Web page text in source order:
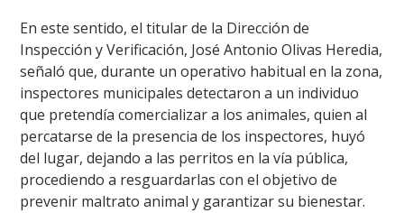
En este sentido, el titular de la Dirección de
Inspección y Verificación, José Antonio Olivas Heredia,
señaló que, durante un operativo habitual en la zona,
inspectores municipales detectaron a un individuo
que pretendía comercializar a los animales, quien al
percatarse de la presencia de los inspectores, huyó
del lugar, dejando a las perritos en la vía pública,
procediendo a resguardarlas con el objetivo de
prevenir maltrato animal y garantizar su bienestar.